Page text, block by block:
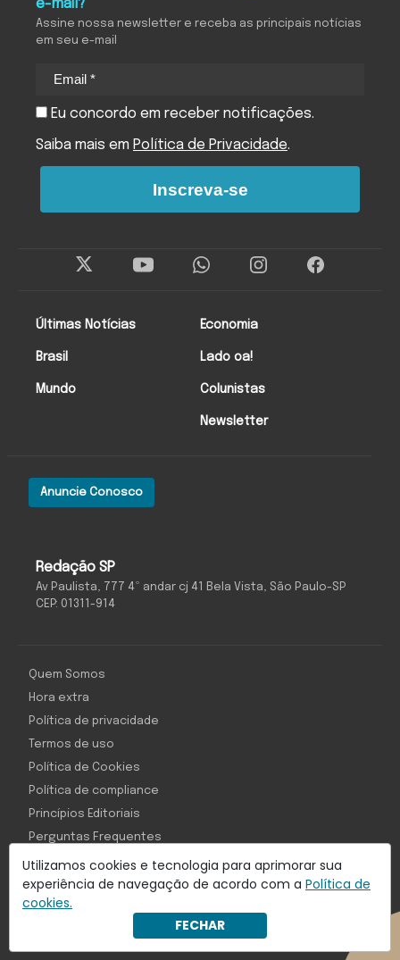
Utilizamos cookies e tecnologia para aprimorar sua
experiência de navegação de acordo com a Política de
cookies.
FECHAR
Redação SP
Av Paulista, 777 4º andar cj 41 Bela Vista, São Paulo-SP
CEP: 01311-914
Anuncie Conosco
Últimas Notícias
Brasil
Mundo
Economia
Lado oa!
Colunistas
Newsletter
e-mail?
Assine nossa newsletter e receba as principais notícias
em seu e-mail
Eu concordo em receber notificações.
Saiba mais em Política de Privacidade.
Inscreva-se
Com inteligência e tecnologia:
Object1ve - Marketing Solution
Quem Somos
Hora extra
Política de privacidade
Termos de uso
Política de Cookies
Política de compliance
Princípios Editoriais
Perguntas Frequentes